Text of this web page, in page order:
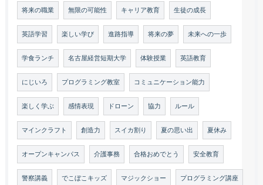
将来の職業 無限の可能性 キャリア教育 生徒の成長
英語学習 楽しい学び 進路指導 将来の夢 未来への一歩
学食ランチ 名古屋経営短期大学 体験授業 英語教育
にじいろ プログラミング教室 コミュニケーション能力
楽しく学ぶ 感情表現 ドローン 協力 ルール
マインクラフト 創造力 スイカ割り 夏の思い出 夏休み
オープンキャンパス 介護事務 合格おめでとう 安全教育
警察講義 でこぼこキッズ マジックショー プログラミング講座